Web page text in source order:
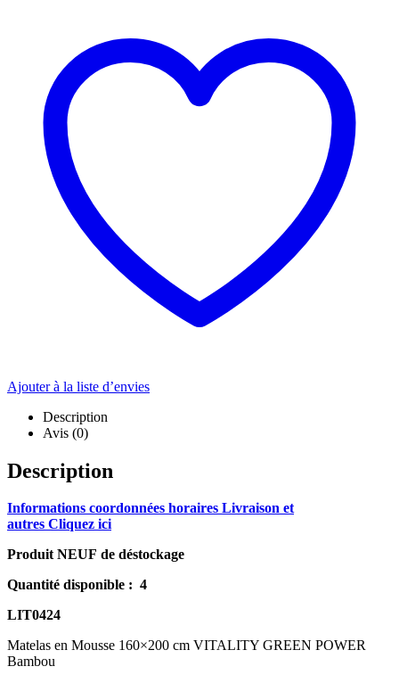
Ajouter à la liste d’envies
Description
Avis (0)
Description
Informations coordonnées horaires Livraison et
autres Cliquez ici
Produit NEUF de déstockage
Quantité disponible : 4
LIT0424
Matelas en Mousse 160×200 cm VITALITY GREEN POWER
Bambou